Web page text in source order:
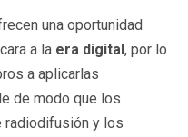
una oportunidad
a la era digital, por lo
a aplicarlas
de modo que los
radiodifusión y los